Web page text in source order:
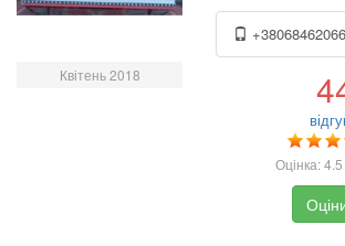
Квітень 2018
Оцінка:4.5